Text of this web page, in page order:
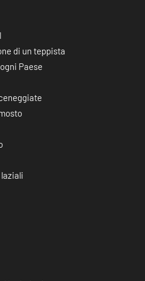
di un teppista
Paese